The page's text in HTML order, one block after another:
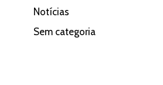
Notícias
Sem categoria